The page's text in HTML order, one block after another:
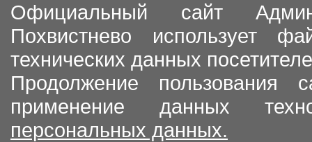
Официальный сайт
Похвистнево использует
технических данных
Продолжение пользования
применение данных
персональных данных.